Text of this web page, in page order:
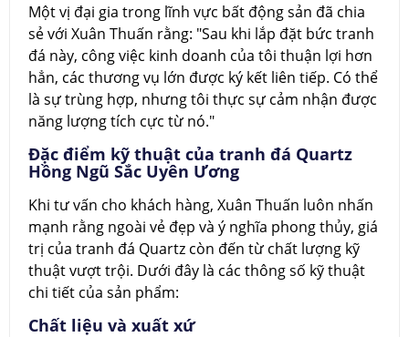
Một vị đại gia trong lĩnh vực bất động sản đã chia
sẻ với Xuân Thuấn rằng: "Sau khi lắp đặt bức tranh
đá này, công việc kinh doanh của tôi thuận lợi hơn
hẳn, các thương vụ lớn được ký kết liên tiếp. Có thể
là sự trùng hợp, nhưng tôi thực sự cảm nhận được
năng lượng tích cực từ nó."
Đặc điểm kỹ thuật của tranh đá Quartz
Hồng Ngũ Sắc Uyên Ương
Khi tư vấn cho khách hàng, Xuân Thuấn luôn nhấn
mạnh rằng ngoài vẻ đẹp và ý nghĩa phong thủy, giá
trị của tranh đá Quartz còn đến từ chất lượng kỹ
thuật vượt trội. Dưới đây là các thông số kỹ thuật
chi tiết của sản phẩm:
Chất liệu và xuất xứ